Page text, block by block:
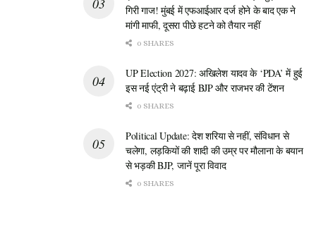
और कुछ अन्य छोटे दलों का समर्थन लिया और अपनी गठबंधन सरकार
बनाई। यही वजह है कि विपक्षी दल इस गठबंधन को कमजोर मानकर
विधायकों को तोड़ने की कोशिश में लगे हुए हैं।
तमिलनाडु की राजनीति में “पैसे के दम पर विधायक तोड़ने” का यह आरोप
बहुत गंभीर है। थलापति विजय के लिए मुख्यमंत्री के तौर पर यह पहली बड़ी
अग्निपरीक्षा है। उन्हें न सिर्फ अपनी सरकार बचानी है, बल्कि अपने विधायकों
को भी एकजुट रखना है। अब देखना यह दिलचस्प होगा कि पुलिस जांच में
सेंथिल बालाजी के भाई के खिलाफ क्या पुख्ता सबूत मिलते हैं और क्या एमके
स्टालिन का मध्यावधि चुनाव वाला दावा सच साबित होता है या विजय का
गिरी गाज! मुंबई में एफआईआर दर्ज होने के बाद एक ने
मांगी माफी, दूसरा पीछे हटने को तैयार नहीं
0 SHARES
UP Election 2027: अखिलेश यादव के ‘PDA’ में हुई
इस नई एंट्री ने बढ़ाई BJP और राजभर की टेंशन
0 SHARES
Political Update: देश शरिया से नहीं, संविधान से
चलेगा, लड़कियों की शादी की उम्र पर मौलाना के बयान
से भड़की BJP, जानें पूरा विवाद
0 SHARES